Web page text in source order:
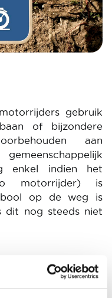
gebruik
of bijzondere
aan
enkel indien het
motorrijder) is
op de weg is
dit nog steeds niet